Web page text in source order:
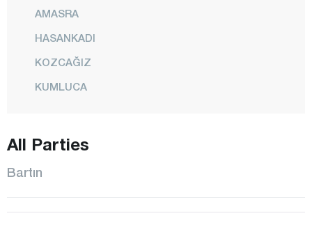
AMASRA
HASANKADI
KOZCAĞIZ
KUMLUCA
All Parties
Bartın